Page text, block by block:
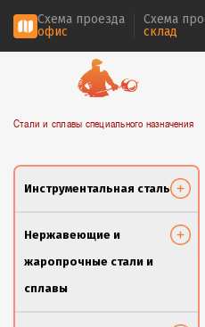
Схема проезда
офис
Схема
склад
Стали и сплавы специального назначения
Инструментальная сталь
Нержавеющие и
жаропрочные стали и
сплавы